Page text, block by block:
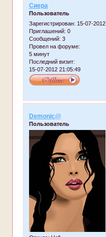
Сиера
Пользователь
Зарегистрирован: 15-07-2012
Приглашений: 0
Сообщений: 3
Провел на форуме:
5 минут
Последний визит:
15-07-2012 21:05:49
Demonic@
Пользователь